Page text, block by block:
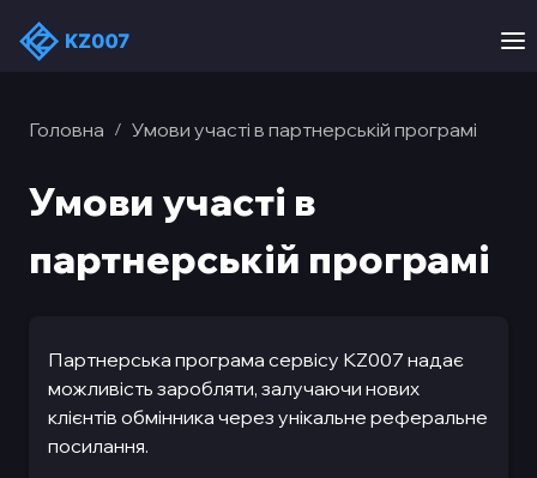
Головна / Умови участі в партнерській програмі
Умови участі в
партнерській програмі
Партнерська програма сервісу KZ007 надає
можливість заробляти, залучаючи нових
клієнтів обмінника через унікальне реферальне
посилання.